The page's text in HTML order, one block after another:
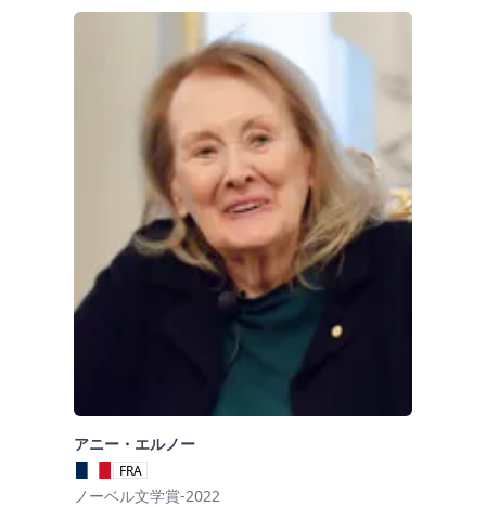
アニー・エルノー
FRA
ノーベル文学賞-2022